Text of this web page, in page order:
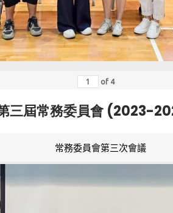
of 4
三屆常務委員會 (2023-
常務委員會第三次會議